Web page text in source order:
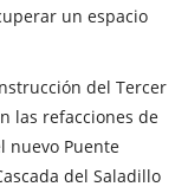
un espacio
del Tercer
las refacciones de
nuevo Puente
del Saladillo